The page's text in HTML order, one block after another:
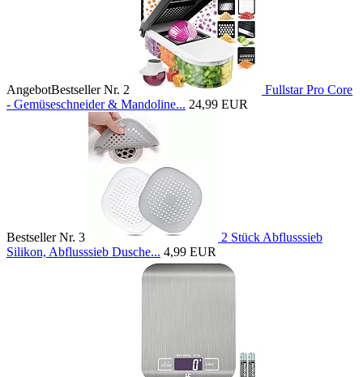
AngebotBestseller Nr. 2
Fullstar Pro Core
- Gemüseschneider & Mandoline... 24,99 EUR
Bestseller Nr. 3
2 Stück Abflusssieb
Silikon, Abflusssieb Dusche... 4,99 EUR